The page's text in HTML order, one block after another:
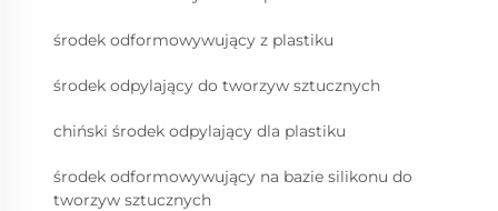
środek odformowywujący z plastiku
środek odpylający do tworzyw sztucznych
chiński środek odpylający dla plastiku
środek odformowywujący na bazie silikonu do
tworzyw sztucznych